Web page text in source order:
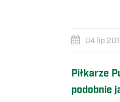
04 lip
Piłkarze
podobnie